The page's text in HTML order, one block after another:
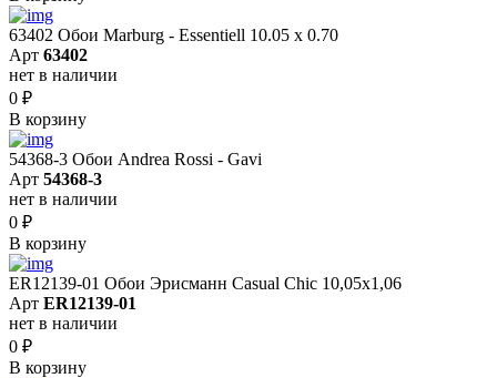
63402 Обои Marburg - Essentiell 10.05 х 0.70
Арт 63402
нет в наличии
0 ₽
В корзину
54368-3 Обои Andrea Rossi - Gavi
Арт 54368-3
нет в наличии
0 ₽
В корзину
ER12139-01 Обои Эрисманн Casual Chic 10,05x1,06
Арт ER12139-01
нет в наличии
0 ₽
В корзину